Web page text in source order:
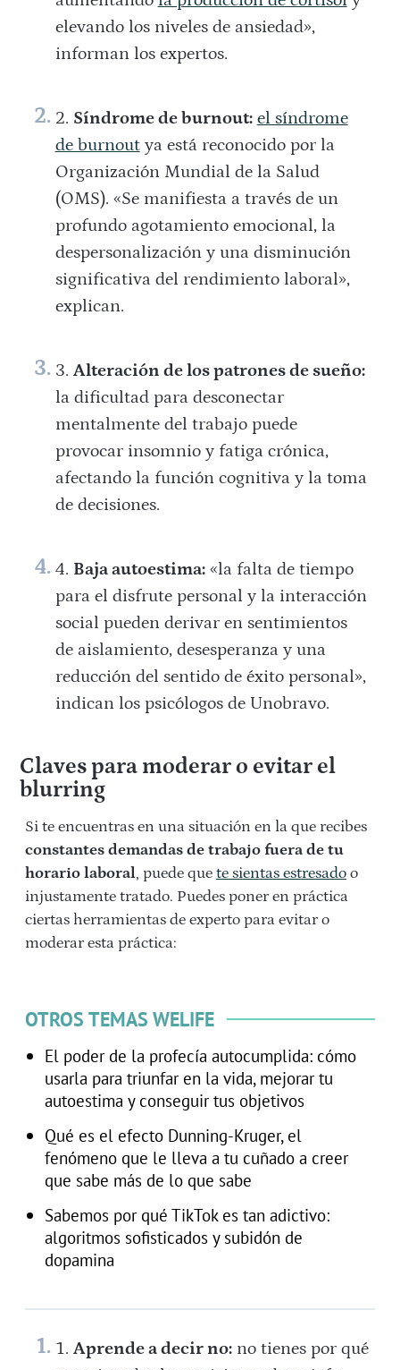
elevando los niveles de ansiedad»,
informan los expertos.
Síndrome de burnout: el síndrome
de burnoutya está reconocido por la
Organización Mundial de la Salud
(OMS). «Se manifiesta a través de un
profundo agotamiento emocional, la
despersonalización y una disminución
significativa del rendimiento laboral»,
explican.
Alteración de los patrones de sueño:
la dificultad para desconectar
mentalmente del trabajo puede
provocar insomnio y fatiga crónica,
afectando la función cognitiva y la toma
de decisiones.
Baja autoestima:«la falta de tiempo
para el disfrute personal y la interacción
social pueden derivar en sentimientos
de aislamiento, desesperanza y una
reducción del sentido de éxito personal»,
indican los psicólogos de Unobravo.
Claves para moderar o evitar el
blurring
Si te encuentras en una situación en la que recibes
constantes demandas de trabajo fuera de tu
horario laboral, puede que te sientas estresado o
injustamente tratado. Puedes poner en práctica
ciertas herramientas de experto para evitar o
moderar esta práctica:
OTROS TEMAS WELIFE
El poder de la profecía autocumplida: cómo
usarla para triunfar en la vida, mejorar tu
autoestima y conseguir tus objetivos
Qué es el efecto Dunning-Kruger, el
fenómeno que le lleva a tu cuñado a creer
que sabe más de lo que sabe
Sabemos por qué TikTok es tan adictivo:
algoritmos sofisticados y subidón de
dopamina
Aprende a decir no:no tienes por qué